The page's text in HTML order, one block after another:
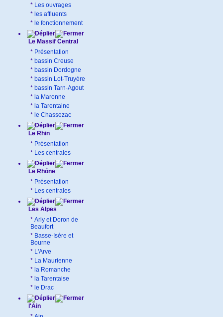
* Les ouvrages
* les affluents
* le fonctionnement
Le Massif Central
* Présentation
* bassin Creuse
* bassin Dordogne
* bassin Lot-Truyère
* bassin Tarn-Agout
* la Maronne
* la Tarentaine
* le Chassezac
Le Rhin
* Présentation
* Les centrales
Le Rhône
* Présentation
* Les centrales
Les Alpes
* Arly et Doron de
Beaufort
* Basse-Isère et
Bourne
* L'Arve
* La Maurienne
* la Romanche
* la Tarentaise
* le Drac
l'Ain